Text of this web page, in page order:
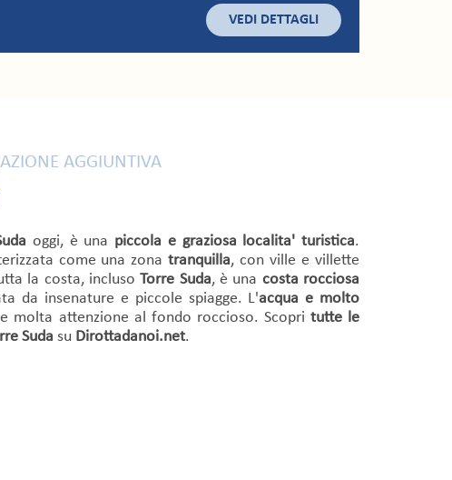
VEDI DETTAGLI
AGGIUNTIVA
oggi, è una piccola e graziosa localita' turistica.
come una zonatranquilla, con ville e villette
la costa, inclusoTorre Suda, è una costa rocciosa
da insenature e piccole spiagge. L'acqua e molto
molta attenzione al fondo roccioso. Scopri tutte le
Suda su Dirottadanoi.net.